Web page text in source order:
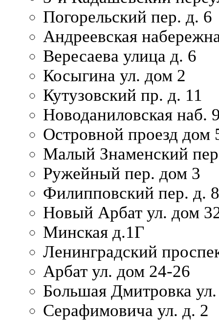
Погорельский пер. д. 6
Андреевская
Вересаева улица д. 6
Косыгина ул. дом 2
Кутузовский пр. д. 11
Новоданиловская наб.
Островной проезд дом
Малый Знаменский
Ружейный пер. дом 3
Филипповский пер. д. 8
Новый Арбат ул. дом
Минская д.1Г
Ленинградский
Арбат ул. дом 24-26
Большая Дмитровка
Серафимовича ул. д. 2